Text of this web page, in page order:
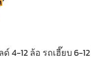
4-12 ล้อ รถเฮี๊ยบ 6-